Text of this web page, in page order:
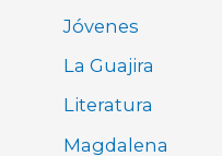
Jóvenes
La Guajira
Literatura
Magdalena